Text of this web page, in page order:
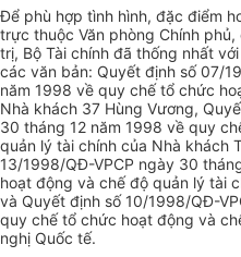
Để phù hợp tình hình, đặc điểm
trực thuộc Văn phòng Chính
trị, Bộ Tài chính đã thống nhất
các văn bản: Quyết định số 07/
năm 1998 về quy chế tổ chức
Nhà khách 37 Hùng Vương,
30 tháng 12 năm 1998 về quy
quản lý tài chính của Nhà khách
13/1998/QĐ-VPCP ngày 30
hoạt động và chế độ quản lý tài
và Quyết định số 10/1998/QĐ-
quy chế tổ chức hoạt động và
nghị Quốc tế.